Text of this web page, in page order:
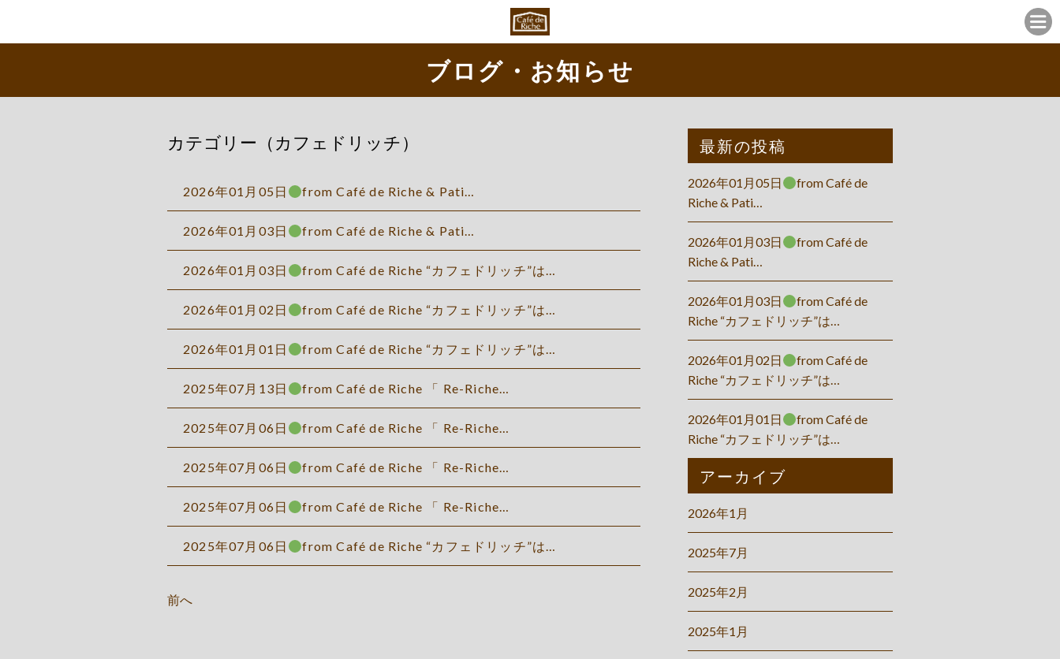
ブログ・お知らせ
カテゴリー（カフェドリッチ）
2026年01月05日 from Café de Riche & Pati…
2026年01月03日 from Café de Riche & Pati…
2026年01月03日 from Café de Riche “カフェドリッチ”は…
2026年01月02日 from Café de Riche “カフェドリッチ”は…
2026年01月01日 from Café de Riche “カフェドリッチ”は…
2025年07月13日 from Café de Riche 「 Re-Riche…
2025年07月06日 from Café de Riche 「 Re-Riche…
2025年07月06日 from Café de Riche 「 Re-Riche…
2025年07月06日 from Café de Riche 「 Re-Riche…
2025年07月06日 from Café de Riche “カフェドリッチ”は…
前へ
最新の投稿
2026年01月05日
from Café de
Riche & Pati…
2026年01月03日
from Café de
Riche & Pati…
2026年01月03日
from Café de
Riche “カフェドリッチ”は…
2026年01月02日
from Café de
Riche “カフェドリッチ”は…
2026年01月01日
from Café de
Riche “カフェドリッチ”は…
アーカイブ
2026年1月
2025年7月
2025年2月
2025年1月